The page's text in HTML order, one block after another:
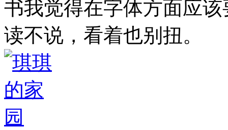
书我觉得在字体方面应
读不说，看着也别扭。